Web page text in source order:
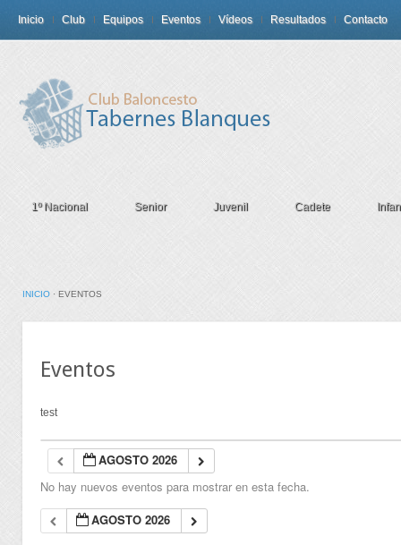
Inicio Club Equipos Eventos Vídeos Resultados Contacto
1º Nacional Senior Juvenil Cadete
INICIO · EVENTOS
Eventos
test
AGOSTO 2026
No hay nuevos eventos para mostrar en esta fecha.
AGOSTO 2026